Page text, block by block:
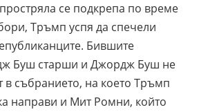
се подкрепа по време
Тръмп успя да спечели
Бившите
Буш старши и Джордж Буш не
в събранието, на което Тръмп
направи и Мит Ромни, който